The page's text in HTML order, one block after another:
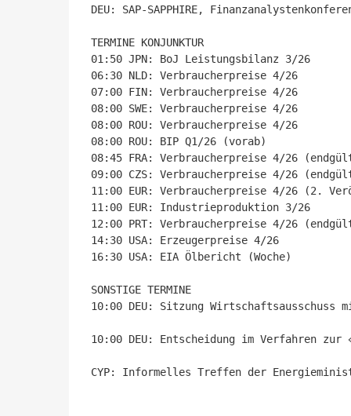
DEU: SAP-SAPPHIRE,
TERMINE KONJUNKTUR
01:50 JPN: BoJ Leistungsbilanz 3/26
06:30 NLD: Verbraucherpreise 4/26
07:00 FIN: Verbraucherpreise 4/26
08:00 SWE: Verbraucherpreise 4/26
08:00 ROU: Verbraucherpreise 4/26
08:00 ROU: BIP Q1/26 (vorab)
08:45 FRA: Verbraucherpreise 4/26
09:00 CZS: Verbraucherpreise 4/26
11:00 EUR: Verbraucherpreise 4/26 (2.
11:00 EUR: Industrieproduktion 3/26
12:00 PRT: Verbraucherpreise 4/26
14:30 USA: Erzeugerpreise 4/26
16:30 USA: EIA Ölbericht (Woche)
SONSTIGE TERMINE
10:00 DEU: Sitzung
10:00 DEU: Entscheidung im Verfahren zur
CYP: Informelles Treffen der